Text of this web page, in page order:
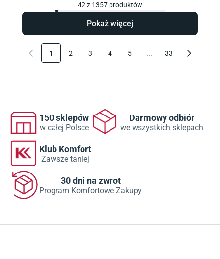
42 z 1357 produktów
Pokaż więcej
1 2 3 4 5 ... 33
150 sklepów
w całej Polsce
Darmowy odbiór
we wszystkich sklepach
Klub Komfort
Zawsze taniej
30 dni na zwrot
Program Komfortowe Zakupy